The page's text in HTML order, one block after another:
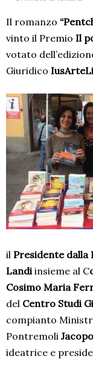
Il romanzo
vinto il Premio Il
votato
Giuridico
il Presidente dalla
Landiinsieme al C
Cosimo Maria
del Centro Studi
compianto
Pontremoli
ideatrice e